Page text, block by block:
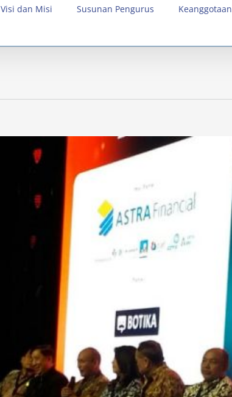
Visi dan Misi Susunan Pengurus Keanggotaan